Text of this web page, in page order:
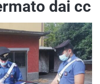
dai cc